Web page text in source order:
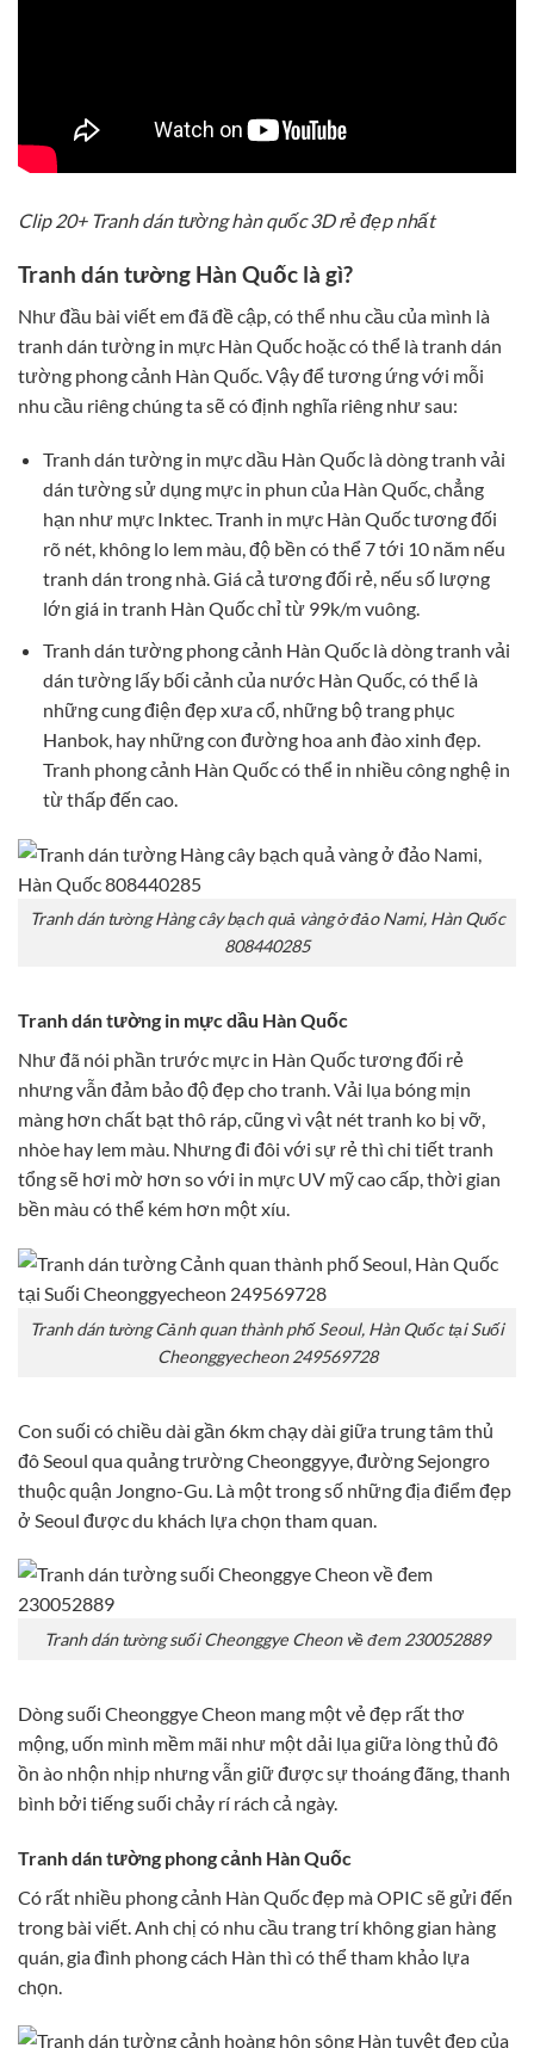
Clip 20+ Tranh dán tường hàn quốc 3D rẻ đẹp nhất
Tranh dán tường Hàn Quốc là gì?
Như đầu bài viết em đã đề cập, có thể nhu cầu của mình là
tranh dán tường in mực Hàn Quốc hoặc có thể là tranh dán
tường phong cảnh Hàn Quốc. Vậy để tương ứng với mỗi
nhu cầu riêng chúng ta sẽ có định nghĩa riêng như sau:
Tranh dán tường in mực dầu Hàn Quốc là dòng tranh vải
dán tường sử dụng mực in phun của Hàn Quốc, chẳng
hạn như mực Inktec. Tranh in mực Hàn Quốc tương đối
rõ nét, không lo lem màu, độ bền có thể 7 tới 10 năm nếu
tranh dán trong nhà. Giá cả tương đối rẻ, nếu số lượng
lớn giá in tranh Hàn Quốc chỉ từ 99k/m vuông.
Tranh dán tường phong cảnh Hàn Quốc là dòng tranh vải
dán tường lấy bối cảnh của nước Hàn Quốc, có thể là
những cung điện đẹp xưa cổ, những bộ trang phục
Hanbok, hay những con đường hoa anh đào xinh đẹp.
Tranh phong cảnh Hàn Quốc có thể in nhiều công nghệ in
từ thấp đến cao.
Tranh dán tường Hàng cây bạch quả vàng ở đảo Nami, Hàn Quốc
808440285
Tranh dán tường in mực dầu Hàn Quốc
Như đã nói phần trước mực in Hàn Quốc tương đối rẻ
nhưng vẫn đảm bảo độ đẹp cho tranh. Vải lụa bóng mịn
màng hơn chất bạt thô ráp, cũng vì vật nét tranh ko bị vỡ,
nhòe hay lem màu. Nhưng đi đôi với sự rẻ thì chi tiết tranh
tổng sẽ hơi mờ hơn so với in mực UV mỹ cao cấp, thời gian
bền màu có thể kém hơn một xíu.
Tranh dán tường Cảnh quan thành phố Seoul, Hàn Quốc tại Suối
Cheonggyecheon 249569728
Con suối có chiều dài gần 6km chạy dài giữa trung tâm thủ
đô Seoul qua quảng trường Cheonggyye, đường Sejongro
thuộc quận Jongno-Gu. Là một trong số những địa điểm đẹp
ở Seoul được du khách lựa chọn tham quan.
Tranh dán tường suối Cheonggye Cheon về đem 230052889
Dòng suối Cheonggye Cheon mang một vẻ đẹp rất thơ
mộng, uốn mình mềm mãi như một dải lụa giữa lòng thủ đô
ồn ào nhộn nhịp nhưng vẫn giữ được sự thoáng đãng, thanh
bình bởi tiếng suối chảy rí rách cả ngày.
Tranh dán tường phong cảnh Hàn Quốc
Có rất nhiều phong cảnh Hàn Quốc đẹp mà OPIC sẽ gửi đến
trong bài viết. Anh chị có nhu cầu trang trí không gian hàng
quán, gia đình phong cách Hàn thì có thể tham khảo lựa
chọn.